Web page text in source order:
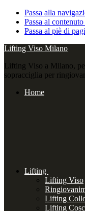
Passa alla
Passa al
Passa al piè di
Lifting Viso Milano
Lifting Viso a Milano,
sopracciglia per
Home
Lifting
Lifting Viso
Lifting
Lifting